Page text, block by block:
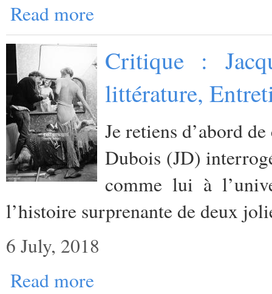
Read more
Critique :
littérature,
Je retiens d’abord
Dubois (JD)
comme lui à
l’histoire surprenante de deux
6 July, 2018
Read more